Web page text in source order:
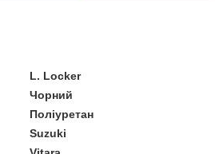
L. Locker
Чорний
Поліуретан
Suzuki